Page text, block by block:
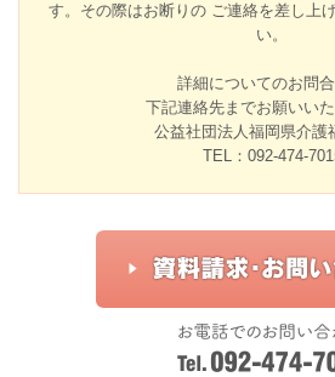
す。その際はお断りの ご連絡を差し上
い。
詳細についてのお問
下記連絡先までお願いいた
公益社団法人福岡県介護
TEL：092-474-